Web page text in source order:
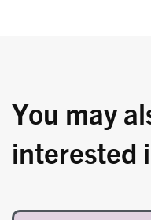
You may
interested